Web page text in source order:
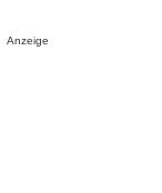
Anzeige